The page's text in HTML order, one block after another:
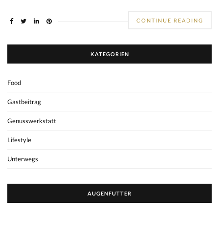
CONTINUE READING
KATEGORIEN
Food
Gastbeitrag
Genusswerkstatt
Lifestyle
Unterwegs
AUGENFUTTER